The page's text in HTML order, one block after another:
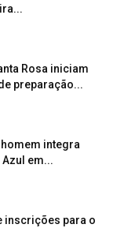
Rosa iniciam
preparação...
integra
em...
inscrições para o